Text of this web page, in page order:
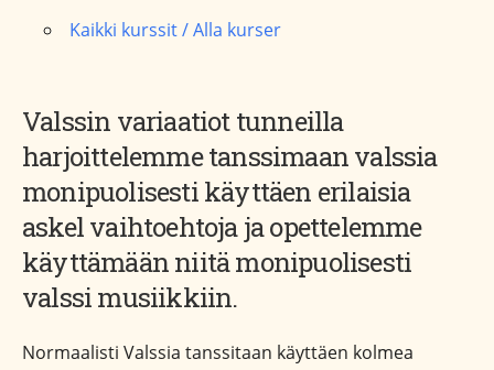
Kaikki kurssit / Alla kurser
Valssin variaatiot tunneilla
harjoittelemme tanssimaan valssia
monipuolisesti käyttäen erilaisia
askel vaihtoehtoja ja opettelemme
käyttämään niitä monipuolisesti
valssi musiikkiin.
Normaalisti Valssia tanssitaan käyttäen kolmea